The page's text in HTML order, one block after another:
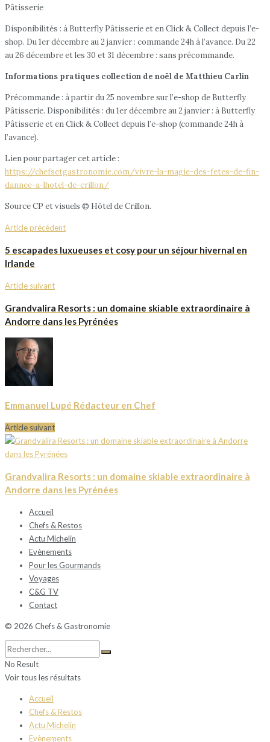
Pâtisserie
Disponibilités : à Butterfly Pâtisserie et en Click & Collect depuis l’e-
shop. Du 1er décembre au 2 janvier : commande 24h à l’avance. Du 22
au 26 décembre et les 30 et 31 décembre : sans précommande.
Informations pratiques collection de noël de Matthieu Carlin
Précommande : à partir du 25 novembre sur l’e-shop de Butterfly
Pâtisserie. Disponibilités : du 1er décembre au 2 janvier : à Butterfly
Pâtisserie et en Click & Collect depuis l’e-shop (commande 24h à
l’avance).
Lien pour partager cet article :
https://chefsetgastronomie.com/vivre-la-magie-des-fetes-de-fin-
dannee-a-lhotel-de-crillon/
Source CP et visuels © Hôtel de Crillon.
Article précédent
5 escapades luxueuses et cosy pour un séjour hivernal en
Irlande
Article suivant
Grandvalira Resorts : un domaine skiable extraordinaire à
Andorre dans les Pyrénées
Emmanuel Lupé Rédacteur en Chef
Article suivant
Grandvalira Resorts : un domaine skiable extraordinaire à
Andorre dans les Pyrénées
Accueil
Chefs & Restos
Actu Michelin
Evènements
Pour les Gourmands
Voyages
C&G TV
Contact
© 2026 Chefs & Gastronomie
No Result
Voir tous les résultats
Accueil
Chefs & Restos
Actu Michelin
Evènements